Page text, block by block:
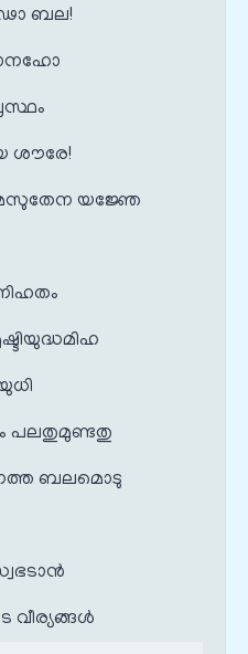
ബല!
ശൗരേ!
യജ്ഞേ
പലതുമുണ്ടതു
ബലമൊടു
വീര്യങ്ങൾ